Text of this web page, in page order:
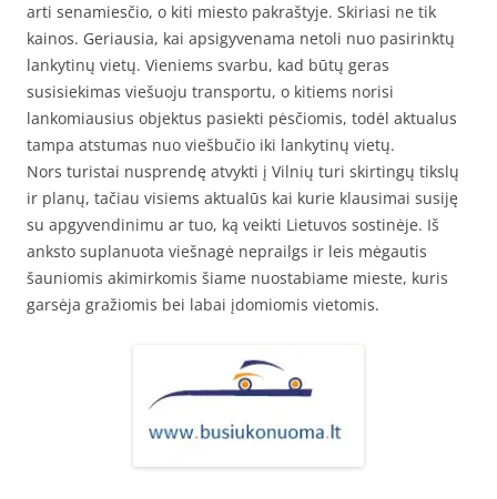
arti senamiesčio, o kiti miesto pakraštyje. Skiriasi ne tik
kainos. Geriausia, kai apsigyvenama netoli nuo pasirinktų
lankytinų vietų. Vieniems svarbu, kad būtų geras
susisiekimas viešuoju transportu, o kitiems norisi
lankomiausius objektus pasiekti pėsčiomis, todėl aktualus
tampa atstumas nuo viešbučio iki lankytinų vietų.
Nors turistai nusprendę atvykti į Vilnių turi skirtingų tikslų
ir planų, tačiau visiems aktualūs kai kurie klausimai susiję
su apgyvendinimu ar tuo, ką veikti Lietuvos sostinėje. Iš
anksto suplanuota viešnagė neprailgs ir leis mėgautis
šauniomis akimirkomis šiame nuostabiame mieste, kuris
garsėja gražiomis bei labai įdomiomis vietomis.